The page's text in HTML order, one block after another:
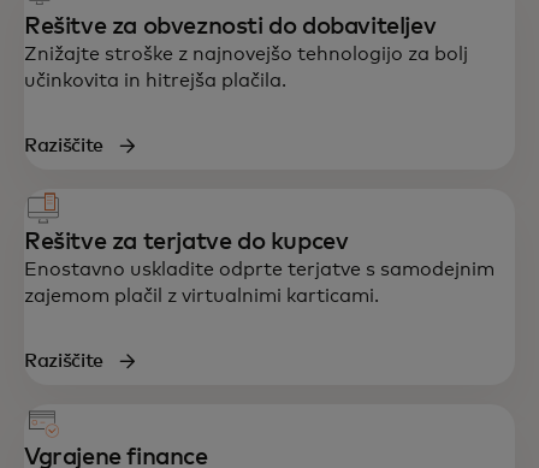
Rešitve za obveznosti do dobaviteljev
Znižajte stroške z najnovejšo tehnologijo za bolj
učinkovita in hitrejša plačila.
Raziščite
Rešitve za terjatve do kupcev
Enostavno uskladite odprte terjatve s samodejnim
zajemom plačil z virtualnimi karticami.
Raziščite
Vgrajene finance